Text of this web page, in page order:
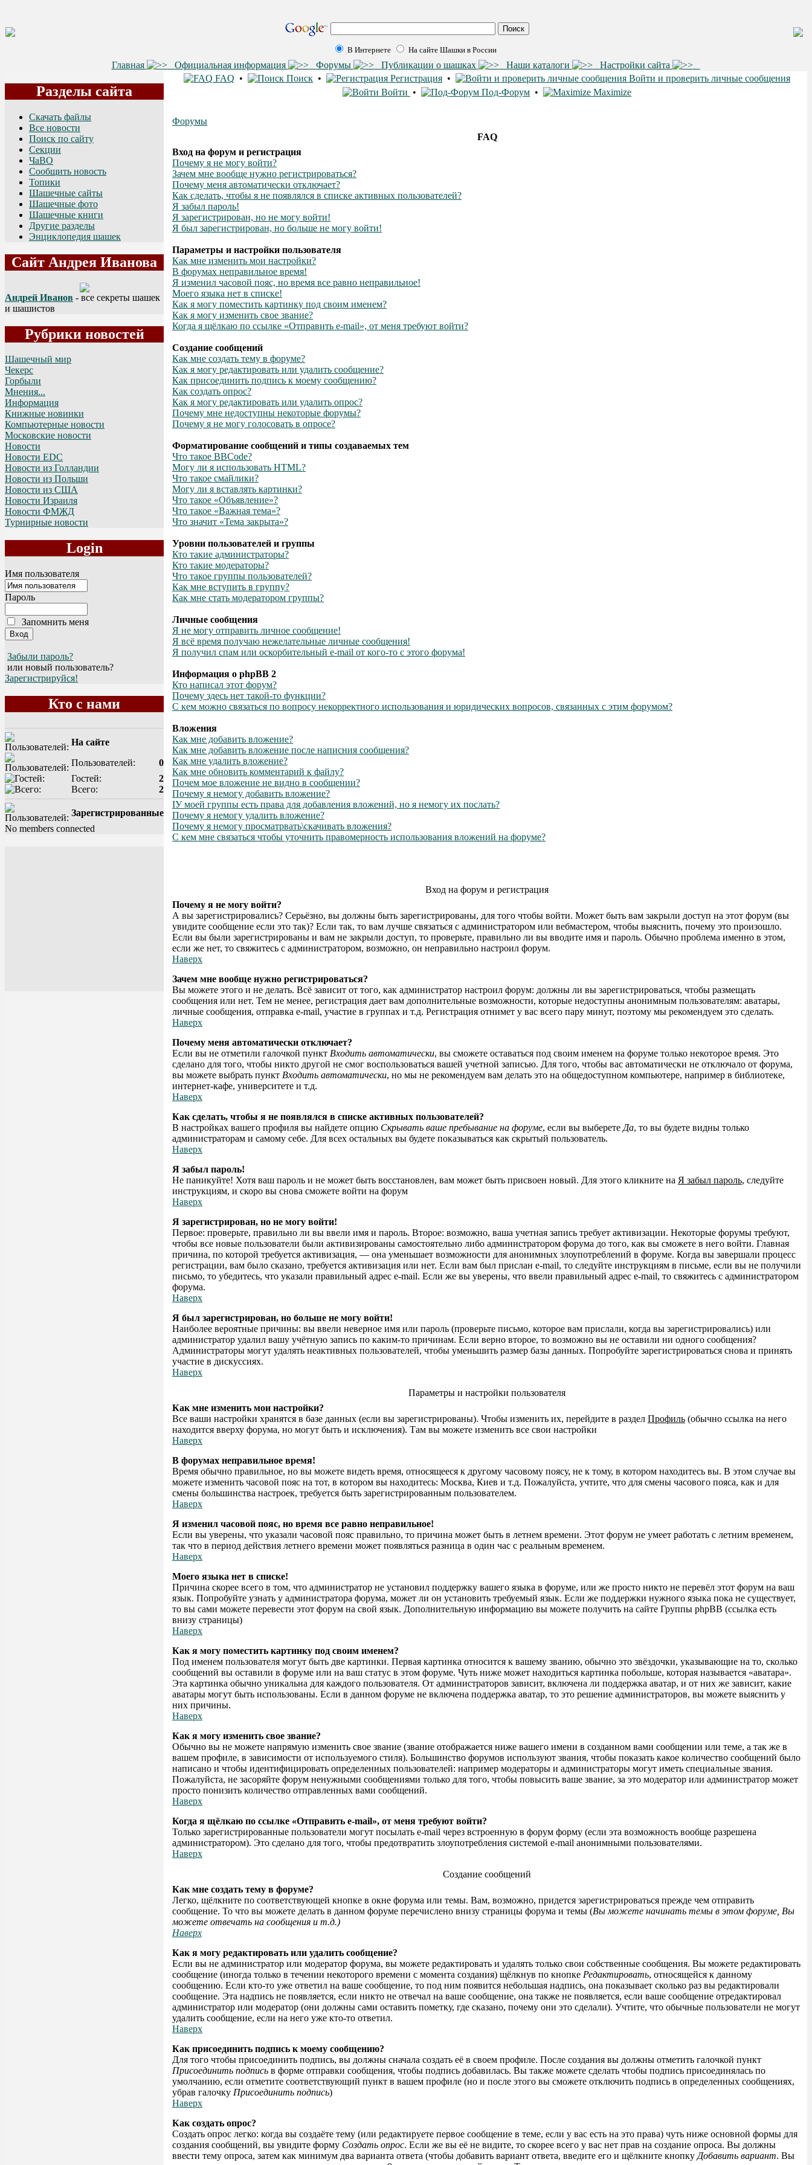
В Интернете На сайте Шашки в России
Главная Официальная информация Форумы Публикации о шашках Наши каталоги Настройки сайта
Разделы сайта
Скачать файлы
Все новости
Поиск по сайту
Секции
ЧаВО
Сообщить новость
Топики
Шашечные сайты
Шашечные фото
Шашечные книги
Другие разделы
Энциклопедия шашек
Сайт Андрея Иванова
Андрей Иванов - все секреты шашек
и шашистов
Рубрики новостей
Шашечный мир
Чекерс
Горбыли
Мнения...
Информация
Книжные новинки
Компьютерные новости
Московские новости
Новости
Новости EDC
Новости из Голландии
Новости из Польши
Новости из США
Новости Израиля
Новости ФМЖД
Турнирные новости
Login
Имя пользователя
Пароль
Запомнить меня
Забыли пароль?
или новый пользователь?
Зарегистрируйся!
Кто с нами
На сайте
Пользователей:
0
Гостей:
2
Всего:
2
Зарегистрированные
No members connected
FAQ • Поиск • Регистрация •
Войти и проверить личные сообщения
Войти • Под-Форум • Maximize
Форумы
FAQ
Вход на форум и регистрация
Почему я не могу войти?
Зачем мне вообще нужно регистрироваться?
Почему меня автоматически отключает?
Как сделать, чтобы я не появлялся в списке активных пользователей?
Я забыл пароль!
Я зарегистрирован, но не могу войти!
Я был зарегистрирован, но больше не могу войти!
Параметры и настройки пользователя
Как мне изменить мои настройки?
В форумах неправильное время!
Я изменил часовой пояс, но время все равно неправильное!
Моего языка нет в списке!
Как я могу поместить картинку под своим именем?
Как я могу изменить свое звание?
Когда я щёлкаю по ссылке «Отправить e-mail», от меня требуют войти?
Создание сообщений
Как мне создать тему в форуме?
Как я могу редактировать или удалить сообщение?
Как присоединить подпись к моему сообщению?
Как создать опрос?
Как я могу редактировать или удалить опрос?
Почему мне недоступны некоторые форумы?
Почему я не могу голосовать в опросе?
Форматирование сообщений и типы создаваемых тем
Что такое BBCode?
Могу ли я использовать HTML?
Что такое смайлики?
Могу ли я вставлять картинки?
Что такое «Объявление»?
Что такое «Важная тема»?
Что значит «Тема закрыта»?
Уровни пользователей и группы
Кто такие администраторы?
Кто такие модераторы?
Что такое группы пользователей?
Как мне вступить в группу?
Как мне стать модератором группы?
Личные сообщения
Я не могу отправить личное сообщение!
Я всё время получаю нежелательные личные сообщения!
Я получил спам или оскорбительный e-mail от кого-то с этого форума!
Информация о phpBB 2
Кто написал этот форум?
Почему здесь нет такой-то функции?
С кем можно связаться по вопросу некорректного использования и юридических вопросов, связанных с этим форумом?
Вложения
Как мне добавить вложение?
Как мне добавить вложение после написния сообщения?
Как мне удалить вложение?
Как мне обновить комментарий к файлу?
Почем мое вложение не видно в сообщении?
Почему я немогу добавить вложение?
IУ моей группы есть права для добавления вложений, но я немогу их послать?
Почему я немогу удалить вложение?
Почему я немогу просматрвать\скачивать вложения?
С кем мне связаться чтобы уточнить правомерность использования вложений на форуме?
Вход на форум и регистрация
Почему я не могу войти?
А вы зарегистрировались? Серьёзно, вы должны быть зарегистрированы, для того чтобы войти. Может быть вам закрыли доступ на этот форум (вы
увидите сообщение если это так)? Если так, то вам лучше связаться с администратором или вебмастером, чтобы выяснить, почему это произошло.
Если вы были зарегистрированы и вам не закрыли доступ, то проверьте, правильно ли вы вводите имя и пароль. Обычно проблема именно в этом,
если же нет, то свяжитесь с администратором, возможно, он неправильно настроил форум.
Наверх
Зачем мне вообще нужно регистрироваться?
Вы можете этого и не делать. Всё зависит от того, как администратор настроил форум: должны ли вы зарегистрироваться, чтобы размещать
сообщения или нет. Тем не менее, регистрация дает вам дополнительные возможности, которые недоступны анонимным пользователям: аватары,
личные сообщения, отправка e-mail, участие в группах и т.д. Регистрация отнимет у вас всего пару минут, поэтому мы рекомендуем это сделать.
Наверх
Почему меня автоматически отключает?
Если вы не отметили галочкой пункт Входить автоматически, вы сможете оставаться под своим именем на форуме только некоторое время. Это
сделано для того, чтобы никто другой не смог воспользоваться вашей учетной записью. Для того, чтобы вас автоматически не отключало от форума,
вы можете выбрать пункт Входить автоматически, но мы не рекомендуем вам делать это на общедоступном компьютере, например в библиотеке,
интернет-кафе, университете и т.д.
Наверх
Как сделать, чтобы я не появлялся в списке активных пользователей?
В настройках вашего профиля вы найдете опцию Скрывать ваше пребывание на форуме, если вы выберете Да, то вы будете видны только
администраторам и самому себе. Для всех остальных вы будете показываться как скрытый пользователь.
Наверх
Я забыл пароль!
Не паникуйте! Хотя ваш пароль и не может быть восстановлен, вам может быть присвоен новый. Для этого кликните на Я забыл пароль, следуйте
инструкциям, и скоро вы снова сможете войти на форум
Наверх
Я зарегистрирован, но не могу войти!
Первое: проверьте, правильно ли вы ввели имя и пароль. Второе: возможно, ваша учетная запись требует активизации. Некоторые форумы требуют,
чтобы все новые пользователи были активизированы самостоятельно либо администратором форума до того, как вы сможете в него войти. Главная
причина, по которой требуется активизация, — она уменьшает возможности для анонимных злоупотреблений в форуме. Когда вы завершали процесс
регистрации, вам было сказано, требуется активизация или нет. Если вам был прислан e-mail, то следуйте инструкциям в письме, если вы не получили
письмо, то убедитесь, что указали правильный адрес e-mail. Если же вы уверены, что ввели правильный адрес e-mail, то свяжитесь с администратором
форума.
Наверх
Я был зарегистрирован, но больше не могу войти!
Наиболее вероятные причины: вы ввели неверное имя или пароль (проверьте письмо, которое вам прислали, когда вы зарегистрировались) или
администратор удалил вашу учётную запись по каким-то причинам. Если верно второе, то возможно вы не оставили ни одного сообщения?
Администраторы могут удалять неактивных пользователей, чтобы уменьшить размер базы данных. Попробуйте зарегистрироваться снова и принять
участие в дискуссиях.
Наверх
Параметры и настройки пользователя
Как мне изменить мои настройки?
Все ваши настройки хранятся в базе данных (если вы зарегистрированы). Чтобы изменить их, перейдите в раздел Профиль (обычно ссылка на него
находится вверху форума, но могут быть и исключения). Там вы можете изменить все свои настройки
Наверх
В форумах неправильное время!
Время обычно правильное, но вы можете видеть время, относящееся к другому часовому поясу, не к тому, в котором находитесь вы. В этом случае вы
можете изменить часовой пояс на тот, в котором вы находитесь: Москва, Киев и т.д. Пожалуйста, учтите, что для смены часового пояса, как и для
смены большинства настроек, требуется быть зарегистрированным пользователем.
Наверх
Я изменил часовой пояс, но время все равно неправильное!
Если вы уверены, что указали часовой пояс правильно, то причина может быть в летнем времени. Этот форум не умеет работать с летним временем,
так что в период действия летнего времени может появляться разница в один час с реальным временем.
Наверх
Моего языка нет в списке!
Причина скорее всего в том, что администратор не установил поддержку вашего языка в форуме, или же просто никто не перевёл этот форум на ваш
язык. Попробуйте узнать у администратора форума, может ли он установить требуемый язык. Если же поддержки нужного языка пока не существует,
то вы сами можете перевести этот форум на свой язык. Дополнительную информацию вы можете получить на сайте Группы phpBB (ссылка есть
внизу страницы)
Наверх
Как я могу поместить картинку под своим именем?
Под именем пользователя могут быть две картинки. Первая картинка относится к вашему званию, обычно это звёздочки, указывающие на то, сколько
сообщений вы оставили в форуме или на ваш статус в этом форуме. Чуть ниже может находиться картинка побольше, которая называется «аватара».
Эта картинка обычно уникальна для каждого пользователя. От администраторов зависит, включена ли поддержка аватар, и от них же зависит, какие
аватары могут быть использованы. Если в данном форуме не включена поддержка аватар, то это решение администраторов, вы можете выяснить у
них причины.
Наверх
Как я могу изменить свое звание?
Обычно вы не можете напрямую изменить свое звание (звание отображается ниже вашего имени в созданном вами сообщении или теме, а так же в
вашем профиле, в зависимости от используемого стиля). Большинство форумов используют звания, чтобы показать какое количество сообщений было
написано и чтобы идентифицировать определенных пользователей: например модераторы и администраторы могут иметь специальные звания.
Пожалуйста, не засоряйте форум ненужными сообщениями только для того, чтобы повысить ваше звание, за это модератор или администратор может
просто понизить количество отправленных вами сообщений.
Наверх
Когда я щёлкаю по ссылке «Отправить e-mail», от меня требуют войти?
Только зарегистрированные пользователи могут посылать e-mail через встроенную в форум форму (если эта возможность вообще разрешена
администратором). Это сделано для того, чтобы предотвратить злоупотребления системой e-mail анонимными пользователями.
Наверх
Создание сообщений
Как мне создать тему в форуме?
Легко, щёлкните по соответствующей кнопке в окне форума или темы. Вам, возможно, придется зарегистрироваться прежде чем отправить
сообщение. То что вы можете делать в данном форуме перечислено внизу страницы форума и темы (Вы можете начинать темы в этом форуме, Вы
можете отвечать на сообщения и т.д.)
Наверх
Как я могу редактировать или удалить сообщение?
Если вы не администратор или модератор форума, вы можете редактировать и удалять только свои собственные сообщения. Вы можете редактировать
сообщение (иногда только в течении некоторого времени с момента создания) щёлкнув по кнопке Редактировать, относящейся к данному
сообщению. Если кто-то уже ответил на ваше сообщение, то под ним появится небольшая надпись, она показывает сколько раз вы редактировали
сообщение. Эта надпись не появляется, если никто не отвечал на ваше сообщение, она также не появляется, если ваше сообщение отредактировал
администратор или модератор (они должны сами оставить пометку, где сказано, почему они это сделали). Учтите, что обычные пользователи не могут
удалить сообщение, если на него уже кто-то ответил.
Наверх
Как присоединить подпись к моему сообщению?
Для того чтобы присоединить подпись, вы должны сначала создать её в своем профиле. После создания вы должны отметить галочкой пункт
Присоединить подпись в форме отправки сообщения, чтобы подпись добавилась. Вы также можете сделать чтобы подпись присоединялась по
умолчанию, если отметите соответствующий пункт в вашем профиле (но и после этого вы сможете отключить подпись в определенных сообщениях,
убрав галочку Присоединить подпись)
Наверх
Как создать опрос?
Создать опрос легко: когда вы создаёте тему (или редактируете первое сообщение в теме, если у вас есть на это права) чуть ниже основной формы для
создания сообщений, вы увидите форму Создать опрос. Если же вы её не видите, то скорее всего у вас нет прав на создание опроса. Вы должны
ввести тему опроса, затем как минимум два варианта ответа (чтобы добавить вариант ответа, введите его и щёлкните кнопку Добавить вариант. Вы